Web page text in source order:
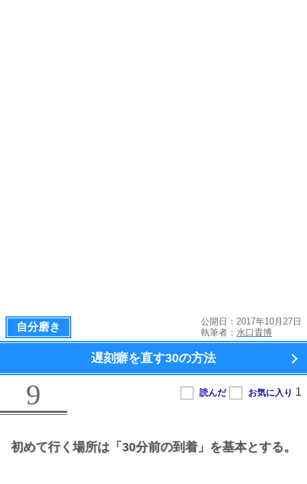
自分磨き
公開日：2017年10月27日
執筆者： 水口貴博
遅刻癖を直す30の方法
9
初めて行く場所は 「30分前の到着」を基本とする。